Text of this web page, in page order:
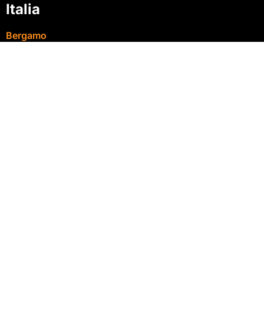
Italia
Bergamo